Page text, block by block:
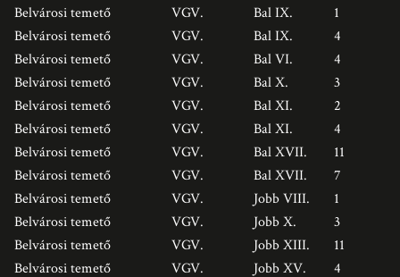
Belvárosi temető
VGV. Bal IX.
1
Belvárosi temető
VGV. Bal IX.
4
Belvárosi temető
VGV. Bal VI.
4
Belvárosi temető
VGV. Bal X.
3
Belvárosi temető
VGV. Bal XI.
2
Belvárosi temető
VGV. Bal XI.
4
Belvárosi temető
VGV. Bal XVII.
11
Belvárosi temető
VGV. Bal XVII.
7
Belvárosi temető
VGV. Jobb VIII.
1
Belvárosi temető
VGV. Jobb X.
3
Belvárosi temető
VGV. Jobb XIII.
11
Belvárosi temető
VGV. Jobb XV.
4